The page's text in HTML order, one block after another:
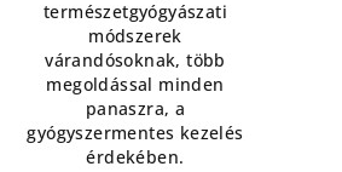
természetgyógyászati
módszerek
várandósoknak, több
megoldással minden
panaszra, a
gyógyszermentes kezelés
érdekében.